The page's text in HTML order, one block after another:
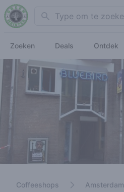
Search
Zoeken Deals Ontdek
Coffeeshops Amsterdam